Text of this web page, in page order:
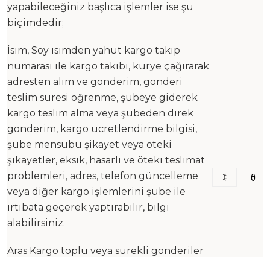
yapabileceğiniz başlıca işlemler ise şu
biçimdedir;
İsim, Soy isimden yahut kargo takip
numarası ile kargo takibi, kurye çağırarak
adresten alım ve gönderim, gönderi
teslim süresi öğrenme, şubeye giderek
kargo teslim alma veya şubeden direk
gönderim, kargo ücretlendirme bilgisi,
şube mensubu şikayet veya öteki
şikayetler, eksik, hasarlı ve öteki teslimat
problemleri, adres, telefon güncelleme
veya diğer kargo işlemlerini şube ile
irtibata geçerek yaptırabilir, bilgi
alabilirsiniz.
Aras Kargo toplu veya sürekli gönderiler